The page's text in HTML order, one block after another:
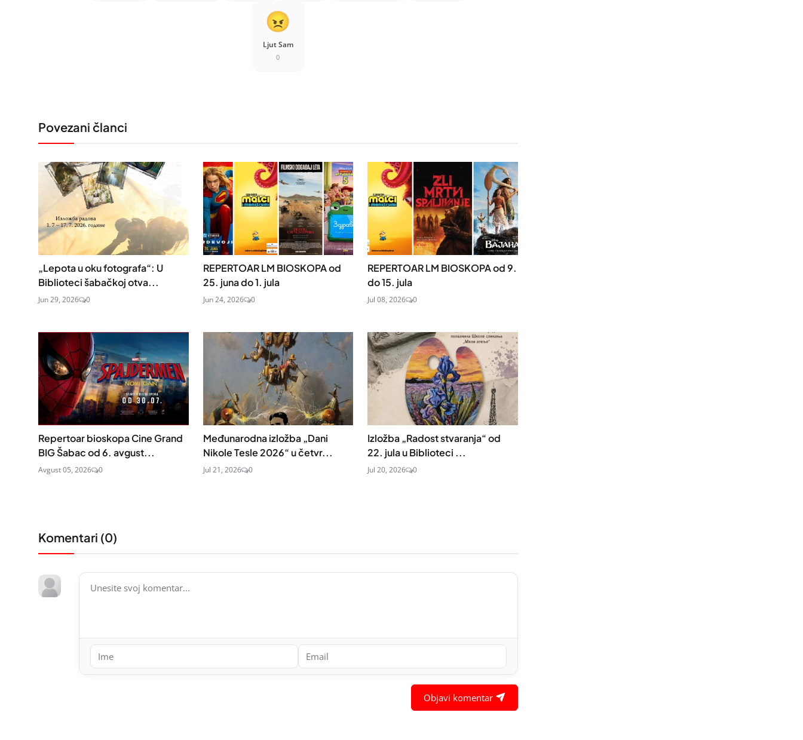
Ljut Sam
0
Povezani članci
„Lepota u oku fotografa“: U
Biblioteci šabačkoj otva...
Jun 29, 2026 0
REPERTOAR LM BIOSKOPA od
25. juna do 1. jula
Jun 24, 2026 0
REPERTOAR LM BIOSKOPA od 9.
do 15. jula
Jul 08, 2026 0
Repertoar bioskopa Cine Grand
BIG Šabac od 6. avgust...
Avgust 05, 2026 0
Međunarodna izložba „Dani
Nikole Tesle 2026“ u četvr...
Jul 21, 2026 0
Izložba „Radost stvaranja“ od
22. jula u Biblioteci ...
Jul 20, 2026 0
Komentari (0)
Objavi komentar